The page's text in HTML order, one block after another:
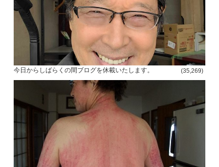
今日からしばらくの間ブログを休載いたします。 (35,269)